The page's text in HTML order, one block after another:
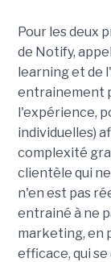
Pour les deux
de Notify,
learning et de
entrainement
l'expérience,
individuelles)
complexité
clientèle qui
n'en est pas
entrainé à ne
marketing, en
efficace, qui